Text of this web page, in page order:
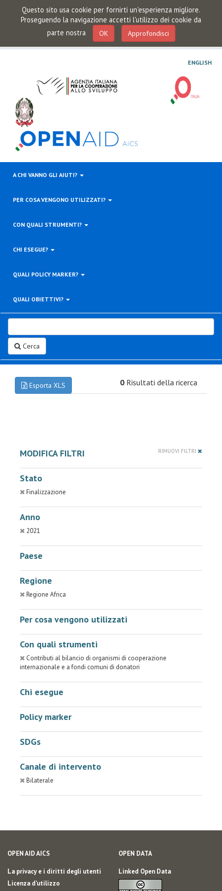
Questo sito usa cookie per fornirti un'esperienza migliore.
Proseguendo la navigazione accetti l'utilizzo dei cookie da
parte nostra
OK Approfondisci
ENGLISH
A CHI VANNO GLI AIUTI?
PER COSA VENGONO UTILIZZATI?
CON QUALI STRUMENTI?
CHI ESEGUE?
QUALI POLICY MARKER?
QUALI OBIETTIVI?
Cerca
Esporta XLS 0 Risultati della ricerca
MODIFICA FILTRI RIMUOVI FILTRI
Stato
Finalizzazione
Anno
2021
Paese
Regione
Regione Africa
Per cosa vengono utilizzati
Con quali strumenti
Contributi al bilancio di organismi di cooperazione
internazionale e a fondi comuni di donatori
Chi esegue
Policy marker
SDGs
Canale di intervento
Bilaterale
OPEN AID AICS
La privacy e i diritti degli utenti
Licenza d'utilizzo
OPEN DATA
Linked Open Data